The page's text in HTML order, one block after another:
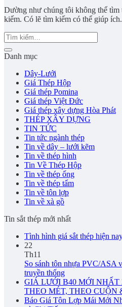
Dường như chúng tôi không thể tìm
kiếm. Có lẽ tìm kiếm có thể giúp ích.
Danh mục
Dây-Lưới
Giá Thép Hộp
Giá thép Pomina
Giá thép Việt Đức
Giá thép xây dựng Hòa Phát
THÉP XÂY DỰNG
TIN TỨC
Tin tức ngành thép
Tin về dây – lưới kẽm
Tin về thép hình
Tin Về Thép Hộp
Tin về thép ống
Tin về thép tấm
Tin về tôn lợp
Tin về xà gồ
Tin sắt thép mới nhất
Tình hình giá sắt thép hiện
22
Th11
So sánh tôn nhựa PVC/ASA
truyền thống
GIÁ LƯỚI B40 MỚI NHẤT
THEO MÉT, THEO CUỘN
Báo Giá Tôn Lợp Mái Mới